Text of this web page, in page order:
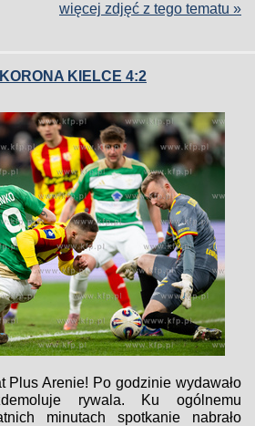
więcej zdjęć z tego tematu »
KIELCE 4:2
Plus Arenie! Po godzinie wydawało
rywala. Ku ogólnemu
minutach spotkanie nabrało